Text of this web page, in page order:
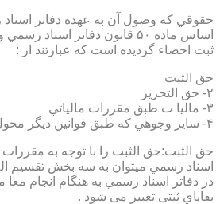
حقوقي كه وصول آن به عهده دفاتر
ثبت احصاء گرديده است كه عبارتند از :
حق الثبت
۲- حق التحرير
۳- ماليا ت طبق مقررات مالياتي
۴- ساير وجوهي كه طبق قوانين ديگر محول شده باشد
حق الثبت:حق الثبت را با توجه به مقررات
اسناد رسمي ميتوان به سه بخش تقسيم
در دفاتر اسناد رسمي به هنگام انجام معا
بقاياي ثبتی تعبیر می شود .